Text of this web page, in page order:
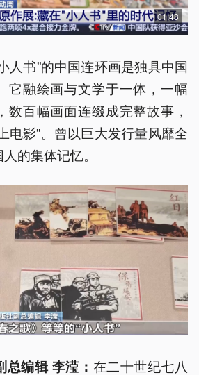
01:48
人书”的中国连环画是独具中国
它融绘画与文学于一体，一幅
数百幅画面连缀成完整故事，
电影”。曾以巨大发行量风靡全
的集体记忆。
编辑 李滢： 在二十世纪七八